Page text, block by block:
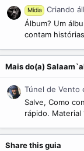
Mídia
Criando
Álbum? Um
contam
Mais do(a)
Túnel de Vento
Salve, Como
rápido. Material
Share this guia